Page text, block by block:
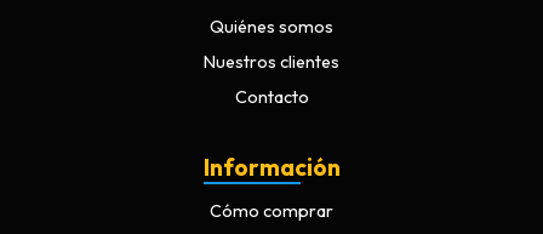
Quiénes somos
Nuestros clientes
Contacto
Información
Cómo comprar